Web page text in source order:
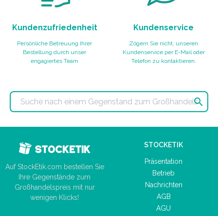
Kundenzufriedenheit
Persönliche Betreuung Ihrer
Bestellung durch unser
engagiertes Team
Kundenservice
Zögern Sie nicht, unseren
Kundenservice per E-Mail oder
Telefon zu kontaktieren.

Auf StockEtik.com bestellen Sie
Ihre Gegenstände zum
Großhandelspreis mit nur
wenigen Klicks!
STOCKETIK
Präsentation
Betrieb
Nachrichten
AGB
AGU